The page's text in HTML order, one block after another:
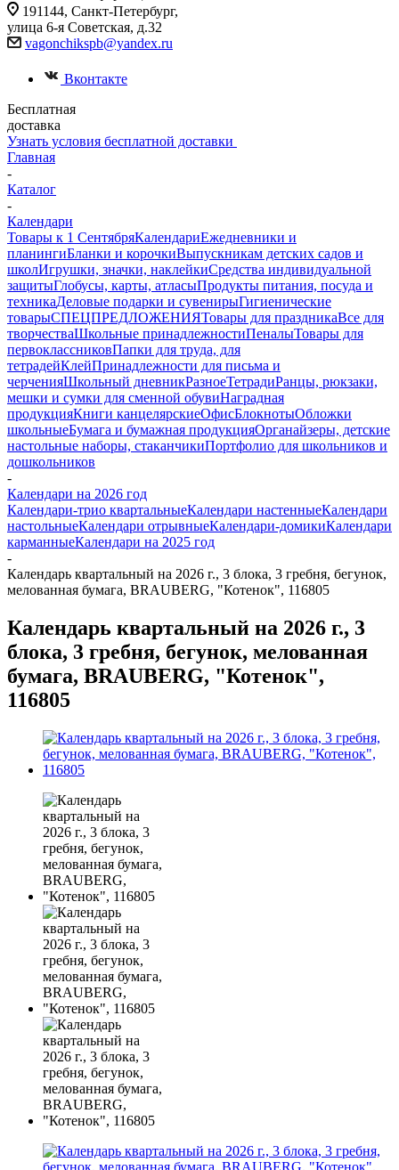
191144, Санкт-Петербург,
улица 6-я Советская, д.32
vagonchikspb@yandex.ru
Вконтакте
Бесплатная
доставка
Узнать условия бесплатной доставки
Главная
-
Каталог
-
Календари
Товары к 1 СентябряКалендариЕжедневники и
планингиБланки и корочкиВыпускникам детских садов и
школИгрушки, значки, наклейкиСредства индивидуальной
защитыГлобусы, карты, атласыПродукты питания, посуда и
техникаДеловые подарки и сувенирыГигиенические
товарыСПЕЦПРЕДЛОЖЕНИЯТовары для праздникаВсе для
творчестваШкольные принадлежностиПеналыТовары для
первоклассниковПапки для труда, для
тетрадейКлейПринадлежности для письма и
черченияШкольный дневникРазноеТетрадиРанцы, рюкзаки,
мешки и сумки для сменной обувиНаградная
продукцияКниги канцелярскиеОфисБлокнотыОбложки
школьныеБумага и бумажная продукцияОрганайзеры, детские
настольные наборы, стаканчикиПортфолио для школьников и
дошкольников
-
Календари на 2026 год
Календари-трио квартальныеКалендари настенныеКалендари
настольныеКалендари отрывныеКалендари-домикиКалендари
карманныеКалендари на 2025 год
-
Календарь квартальный на 2026 г., 3 блока, 3 гребня, бегунок,
мелованная бумага, BRAUBERG, "Котенок", 116805
Календарь квартальный на 2026 г., 3
блока, 3 гребня, бегунок, мелованная
бумага, BRAUBERG, "Котенок",
116805